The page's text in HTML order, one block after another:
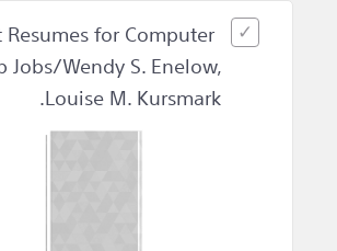
Resumes for Computer
Jobs/Wendy S. Enelow,
Louise M. Kursmark.